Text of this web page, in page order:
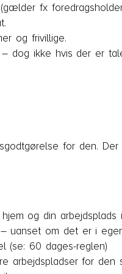
fx
og frivillige.
dog ikke hvis der er
for den.
og din arbejdsplads
uanset om det er i
(se: 60 dages-reglen)
arbejdspladser for den